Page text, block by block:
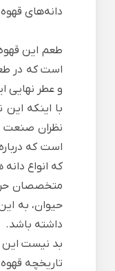
دانه‌های
طعم این
است که در
و عطر نهایی
نظران صنعت
است که
که انواع
متخصصان
حیوان، به
داشته باشد.
بد نیست این
تاریخچه